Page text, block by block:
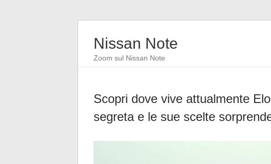
Nissan Note
Zoom sul Nissan Note
Scopri dove vive attualmente
segreta e le sue scelte